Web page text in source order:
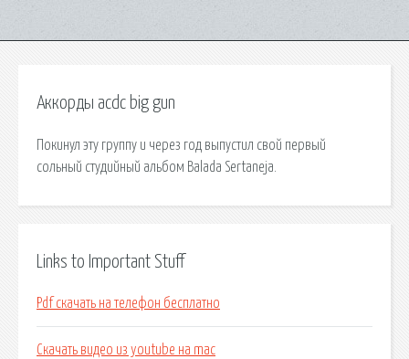
Аккорды acdc big gun
Покинул эту группу и через год выпустил свой первый
сольный студийный альбом Balada Sertaneja.
Links to Important Stuff
Pdf скачать на телефон бесплатно
Скачать видео из youtube на mac